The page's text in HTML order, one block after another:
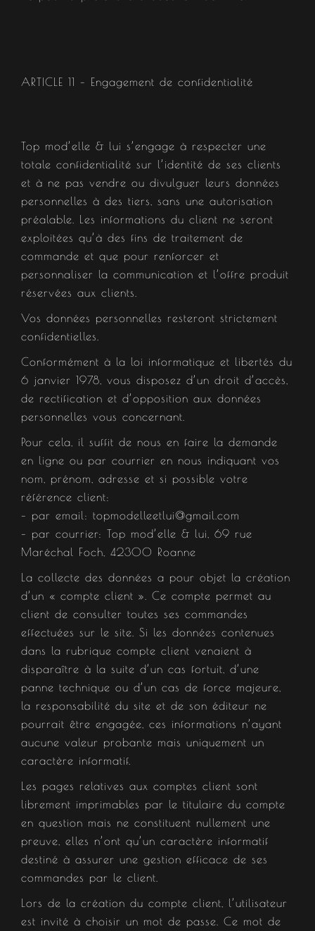
ARTICLE 11 – Engagement de confidentialité​
Top mod’elle & lui s’engage à respecter une
totale confidentialité sur l’identité de ses clients
et à ne pas vendre ou divulguer leurs données
personnelles à des tiers, sans une autorisation
préalable. Les informations du client ne seront
exploitées qu’à des fins de traitement de
commande et que pour renforcer et
personnaliser la communication et l’offre produit
réservées aux clients.
Vos données personnelles resteront strictement
confidentielles.
Conformément à la loi informatique et libertés du
6 janvier 1978, vous disposez d’un droit d’accès,
de rectification et d’opposition aux données
personnelles vous concernant.
Pour cela, il suffit de nous en faire la demande
en ligne ou par courrier en nous indiquant vos
nom, prénom, adresse et si possible votre
référence client:
– par email: topmodelleetlui@gmail.com
– par courrier: Top mod’elle & lui, 69 rue
Maréchal Foch, 42300 Roanne
La collecte des données a pour objet la création
d’un « compte client ». Ce compte permet au
client de consulter toutes ses commandes
effectuées sur le site. Si les données contenues
dans la rubrique compte client venaient à
disparaître à la suite d’un cas fortuit, d’une
panne technique ou d’un cas de force majeure,
la responsabilité du site et de son éditeur ne
pourrait être engagée, ces informations n’ayant
aucune valeur probante mais uniquement un
caractère informatif.
Les pages relatives aux comptes client sont
librement imprimables par le titulaire du compte
en question mais ne constituent nullement une
preuve, elles n’ont qu’un caractère informatif
destiné à assurer une gestion efficace de ses
commandes par le client.
Lors de la création du compte client, l’utilisateur
est invité à choisir un mot de passe. Ce mot de